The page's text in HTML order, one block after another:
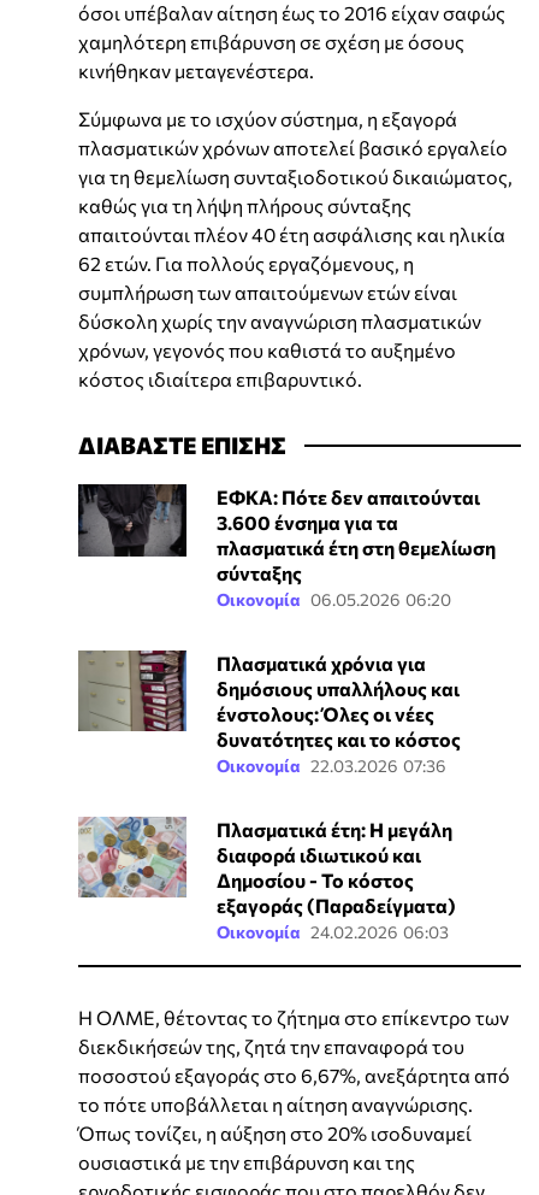
όσοι υπέβαλαν αίτηση έως το 2016 είχαν σαφώς
χαμηλότερη επιβάρυνση σε σχέση με όσους
κινήθηκαν μεταγενέστερα.
Σύμφωνα με το ισχύον σύστημα, η εξαγορά
πλασματικών χρόνων αποτελεί βασικό εργαλείο
για τη θεμελίωση συνταξιοδοτικού δικαιώματος,
καθώς για τη λήψη πλήρους σύνταξης
απαιτούνται πλέον 40 έτη ασφάλισης και ηλικία
62 ετών. Για πολλούς εργαζόμενους, η
συμπλήρωση των απαιτούμενων ετών είναι
δύσκολη χωρίς την αναγνώριση πλασματικών
χρόνων, γεγονός που καθιστά το αυξημένο
κόστος ιδιαίτερα επιβαρυντικό.
ΔΙΑΒΑΣΤΕ ΕΠΙΣΗΣ
ΕΦΚΑ: Πότε δεν απαιτούνται
3.600 ένσημα για τα
πλασματικά έτη στη θεμελίωση
σύνταξης
Οικονομία 06.05.2026 06:20
Πλασματικά χρόνια για
δημόσιους υπαλλήλους και
ένστολους: Όλες οι νέες
δυνατότητες και το κόστος
Οικονομία 22.03.2026 07:36
Πλασματικά έτη: Η μεγάλη
διαφορά ιδιωτικού και
Δημοσίου - Το κόστος
εξαγοράς (Παραδείγματα)
Οικονομία 24.02.2026 06:03
Η ΟΛΜΕ, θέτοντας το ζήτημα στο επίκεντρο των
διεκδικήσεών της, ζητά την επαναφορά του
ποσοστού εξαγοράς στο 6,67%, ανεξάρτητα από
το πότε υποβάλλεται η αίτηση αναγνώρισης.
Όπως τονίζει, η αύξηση στο 20% ισοδυναμεί
ουσιαστικά με την επιβάρυνση και της